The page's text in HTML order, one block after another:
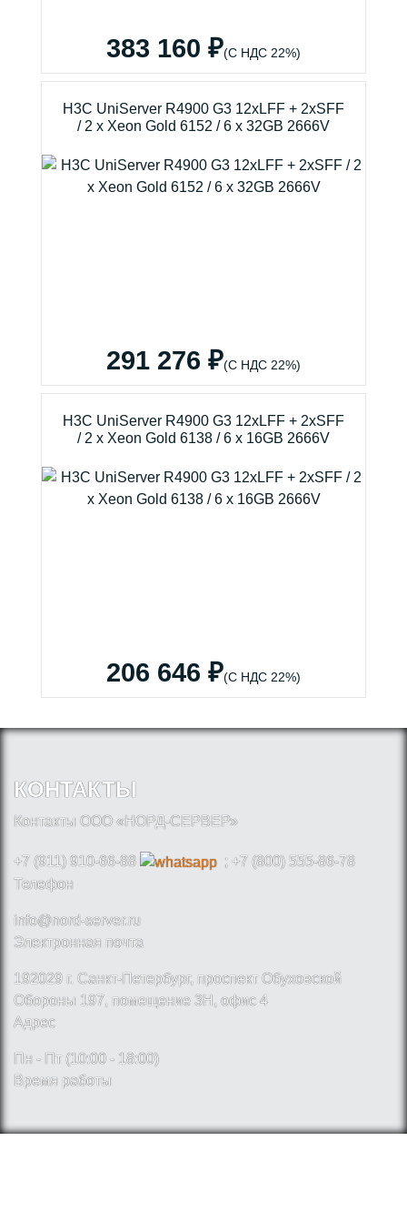
383 160 ₽(С НДС 22%)
H3C UniServer R4900 G3 12xLFF + 2xSFF
/ 2 x Xeon Gold 6152 / 6 x 32GB 2666V
291 276 ₽(С НДС 22%)
H3C UniServer R4900 G3 12xLFF + 2xSFF
/ 2 x Xeon Gold 6138 / 6 x 16GB 2666V
206 646 ₽(С НДС 22%)
КОНТАКТЫ
Контакты ООО «НОРД-СЕРВЕР»
+7 (911) 910-66-88
; +7 (800) 555-86-78
Телефон
info@nord-server.ru
Электронная почта
192029 г. Санкт-Петербург, проспект Обуховской
Обороны 197, помещение 3Н, офис 4
Адрес
Пн - Пт (10:00 - 18:00)
Время работы